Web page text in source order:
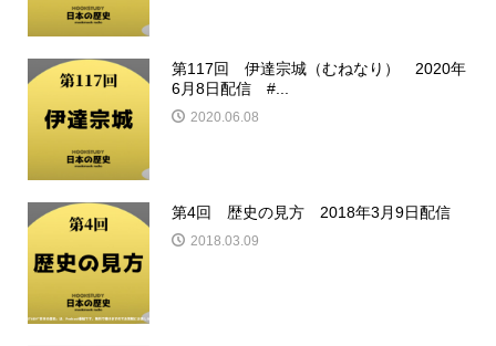
第117回 伊達宗城（むねなり） 2020年
6月8日配信 #...
2020.06.08
第4回 歴史の見方 2018年3月9日配信
2018.03.09